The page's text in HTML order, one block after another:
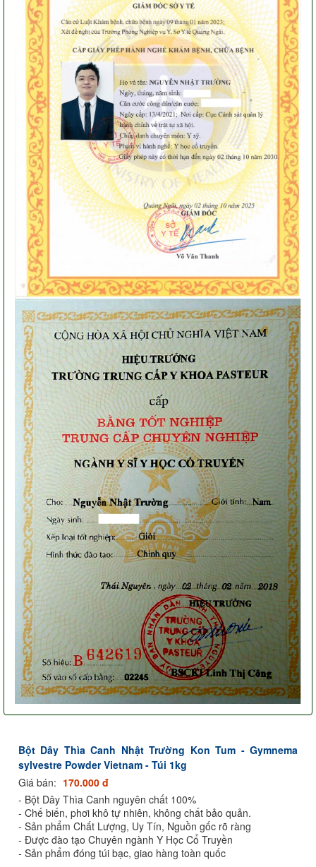
Bột Dây Thìa Canh Nhật Trường Kon Tum - Gymnema
sylvestre Powder Vietnam - Túi 1kg
Giá bán: 170.000 đ
- Bột Dây Thìa Canh nguyên chất 100%
- Chế biến, phơi khô tự nhiên, không chất bảo quản.
- Sản phẩm Chất Lượng, Uy Tín, Nguồn gốc rõ ràng
- Được đào tạo Chuyên ngành Y Học Cổ Truyền
- Sản phẩm đóng túi bạc, giao hàng toàn quốc